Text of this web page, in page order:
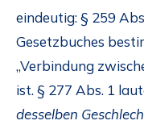
eindeutig: § 259
Gesetzbuches
„Verbindung
ist. § 277 Abs. 1
desselben